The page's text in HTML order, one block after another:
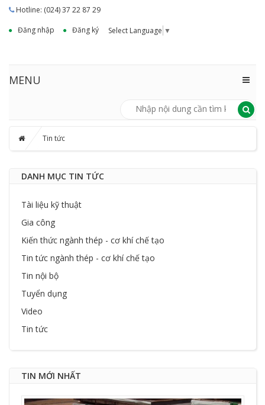
Hotline: (024) 37 22 87 29
Đăng nhập
Đăng ký Select Language ▼
MENU
Tin tức
DANH MỤC TIN TỨC
Tài liệu kỹ thuật
Gia công
Kiến thức ngành thép - cơ khí chế tạo
Tin tức ngành thép - cơ khí chế tạo
Tin nội bộ
Tuyển dụng
Video
Tin tức
TIN MỚI NHẤT